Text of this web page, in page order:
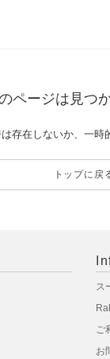
ページは見つ
存在しないか、一時
トップに戻
ス
ご
お